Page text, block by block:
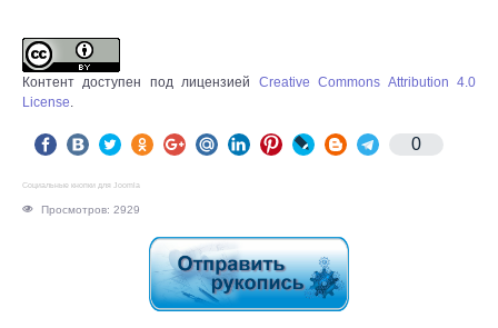
Контент доступен под лицензией Creative Commons Attribution 4.0
License.
0
Социальные кнопки для Joomla
Просмотров: 2929